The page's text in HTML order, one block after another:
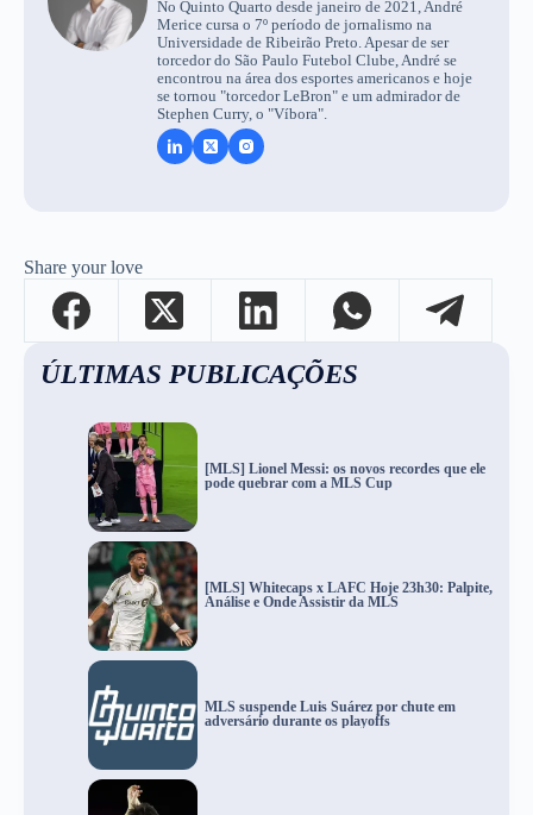
No Quinto Quarto desde janeiro de 2021, André
Merice cursa o 7º período de jornalismo na
Universidade de Ribeirão Preto. Apesar de ser
torcedor do São Paulo Futebol Clube, André se
encontrou na área dos esportes americanos e hoje
se tornou "torcedor LeBron" e um admirador de
Stephen Curry, o "Víbora".
Share your love
ÚLTIMAS PUBLICAÇÕES
[MLS] Lionel Messi: os novos recordes que ele
pode quebrar com a MLS Cup
[MLS] Whitecaps x LAFC Hoje 23h30: Palpite,
Análise e Onde Assistir da MLS
MLS suspende Luis Suárez por chute em
adversário durante os playoffs